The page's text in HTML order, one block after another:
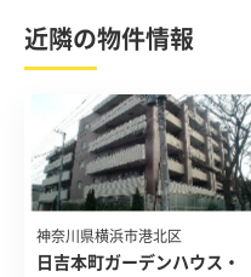
近隣の物件情報
神奈川県横浜市港北区
日吉本町ガーデンハウス・